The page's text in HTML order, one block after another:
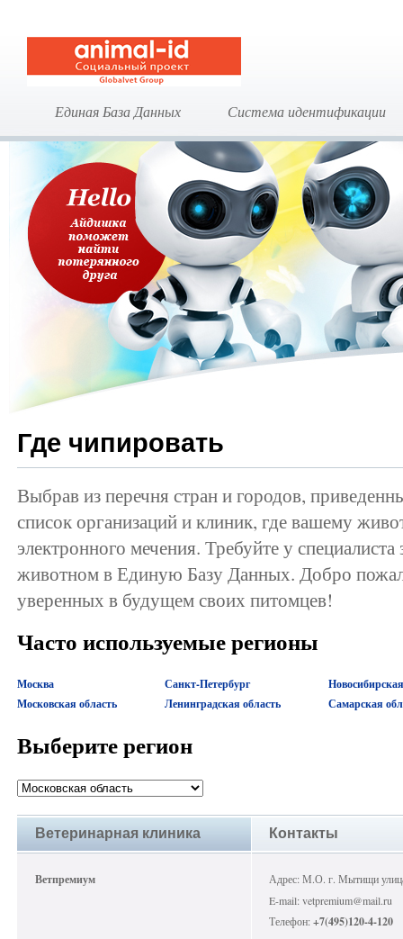
Единая База Данных Система идентификации
Где чипировать
Выбрав из перечня стран и городов,
список организаций и клиник, где вашему
электронного мечения. Требуйте у
животном в Единую Базу Данных. Добро
уверенных в будущем своих питомцев!
Часто используемые регионы
Москва
Московская область
Санкт-Петербург
Ленинградская область
Самарская
Выберите регион
Ветеринарная клиника Контакты
Ветпремиум
Адрес: М.О. г. Мытищи
E-mail: vetpremium@mail.ru
Телефон:+7(495)120-4-120